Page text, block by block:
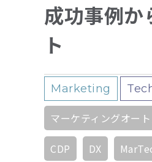
成功事例か
ト
Marketing
マーケティングオー
CDP DX